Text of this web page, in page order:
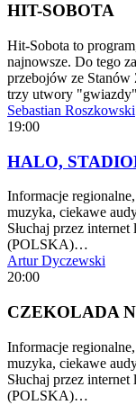
HIT-SOBOTA
Hit-Sobota to
najnowsze. Do tego
przebojów ze Stanów
trzy utwory
Sebastian Roszkowski
19:00
HALO,
Informacje
muzyka, ciekawe
Słuchaj przez
(POLSKA)…
Artur Dyczewski
20:00
CZEKOLADA
Informacje
muzyka, ciekawe
Słuchaj przez
(POLSKA)…